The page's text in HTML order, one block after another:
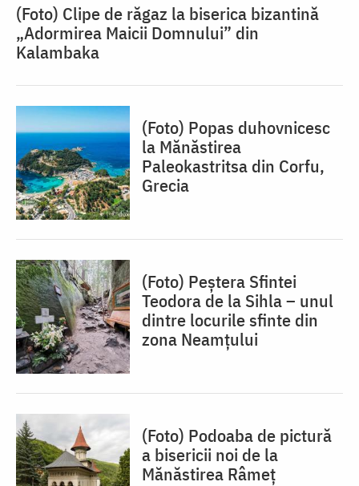
(Foto) Clipe de răgaz la biserica bizantină
„Adormirea Maicii Domnului” din
Kalambaka
(Foto) Popas duhovnicesc
la Mănăstirea
Paleokastritsa din Corfu,
Grecia
(Foto) Peștera Sfintei
Teodora de la Sihla – unul
dintre locurile sfinte din
zona Neamțului
(Foto) Podoaba de pictură
a bisericii noi de la
Mănăstirea Râmeț